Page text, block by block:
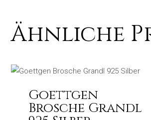
Ähnliche
Goettgen
Brosche Grandl